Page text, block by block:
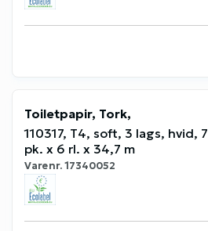
Toiletpapir, Tork,
110317, T4, soft, 3 lags, hvid, 7
pk. x 6 rl. x 34,7 m
Varenr.17340052